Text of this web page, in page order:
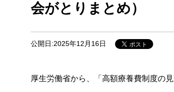
会がとりまとめ）
公開日:2025年12月16日
厚生労働省から、「高額療養費制度の